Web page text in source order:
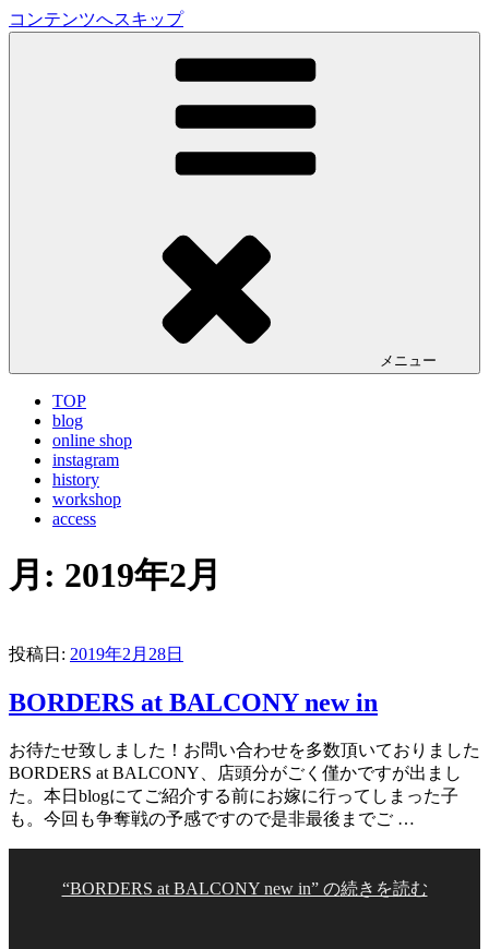
コンテンツへスキップ
LA VILLA ROUGE Blog
メニュー
TOP
blog
online shop
instagram
history
workshop
access
月: 2019年2月
投稿日: 2019年2月28日
BORDERS at BALCONY new in
お待たせ致しました！お問い合わせを多数頂いておりました
BORDERS at BALCONY、店頭分がごく僅かですが出まし
た。本日blogにてご紹介する前にお嫁に行ってしまった子
も。今回も争奪戦の予感ですので是非最後までご …
“BORDERS at BALCONY new in” の続きを読む